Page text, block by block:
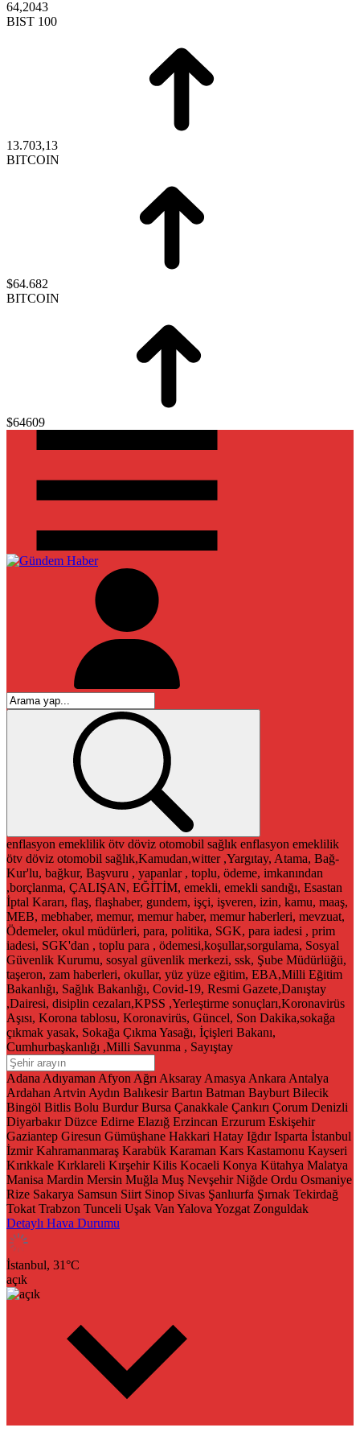
64,2043
BIST 100
13.703,13
BITCOIN
$64.682
BITCOIN
$64609
enflasyon emeklilik ötv döviz otomobil sağlık enflasyon emeklilik
ötv döviz otomobil sağlık,Kamudan,witter ,Yargıtay, Atama, Bağ-
Kur'lu, bağkur, Başvuru , yapanlar , toplu, ödeme, imkanından
,borçlanma, ÇALIŞAN, EĞİTİM, emekli, emekli sandığı, Esastan
İptal Kararı, flaş, flaşhaber, gundem, işçi, işveren, izin, kamu, maaş,
MEB, mebhaber, memur, memur haber, memur haberleri, mevzuat,
Ödemeler, okul müdürleri, para, politika, SGK, para iadesi , prim
iadesi, SGK'dan , toplu para , ödemesi,koşullar,sorgulama, Sosyal
Güvenlik Kurumu, sosyal güvenlik merkezi, ssk, Şube Müdürlüğü,
taşeron, zam haberleri, okullar, yüz yüze eğitim, EBA,Milli Eğitim
Bakanlığı, Sağlık Bakanlığı, Covid-19, Resmi Gazete,Danıştay
,Dairesi, disiplin cezaları,KPSS ,Yerleştirme sonuçları,Koronavirüs
Aşısı, Korona tablosu, Koronavirüs, Güncel, Son Dakika,sokağa
çıkmak yasak, Sokağa Çıkma Yasağı, İçişleri Bakanı,
Cumhurbaşkanlığı ,Milli Savunma , Sayıştay
Adana Adıyaman Afyon Ağrı Aksaray Amasya Ankara Antalya
Ardahan Artvin Aydın Balıkesir Bartın Batman Bayburt Bilecik
Bingöl Bitlis Bolu Burdur Bursa Çanakkale Çankırı Çorum Denizli
Diyarbakır Düzce Edirne Elazığ Erzincan Erzurum Eskişehir
Gaziantep Giresun Gümüşhane Hakkari Hatay Iğdır Isparta İstanbul
İzmir Kahramanmaraş Karabük Karaman Kars Kastamonu Kayseri
Kırıkkale Kırklareli Kırşehir Kilis Kocaeli Konya Kütahya Malatya
Manisa Mardin Mersin Muğla Muş Nevşehir Niğde Ordu Osmaniye
Rize Sakarya Samsun Siirt Sinop Sivas Şanlıurfa Şırnak Tekirdağ
Tokat Trabzon Tunceli Uşak Van Yalova Yozgat Zonguldak
Detaylı Hava Durumu
İstanbul, 31°C
açık